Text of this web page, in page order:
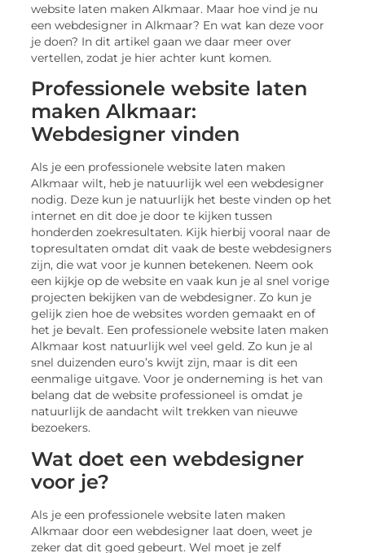
website laten maken Alkmaar. Maar hoe vind je nu
een webdesigner in Alkmaar? En wat kan deze voor
je doen? In dit artikel gaan we daar meer over
vertellen, zodat je hier achter kunt komen.
Professionele website laten
maken Alkmaar:
Webdesigner vinden
Als je een professionele website laten maken
Alkmaar wilt, heb je natuurlijk wel een webdesigner
nodig. Deze kun je natuurlijk het beste vinden op het
internet en dit doe je door te kijken tussen
honderden zoekresultaten. Kijk hierbij vooral naar de
topresultaten omdat dit vaak de beste webdesigners
zijn, die wat voor je kunnen betekenen. Neem ook
een kijkje op de website en vaak kun je al snel vorige
projecten bekijken van de webdesigner. Zo kun je
gelijk zien hoe de websites worden gemaakt en of
het je bevalt. Een professionele website laten maken
Alkmaar kost natuurlijk wel veel geld. Zo kun je al
snel duizenden euro’s kwijt zijn, maar is dit een
eenmalige uitgave. Voor je onderneming is het van
belang dat de website professioneel is omdat je
natuurlijk de aandacht wilt trekken van nieuwe
bezoekers.
Wat doet een webdesigner
voor je?
Als je een professionele website laten maken
Alkmaar door een webdesigner laat doen, weet je
zeker dat dit goed gebeurt. Wel moet je zelf